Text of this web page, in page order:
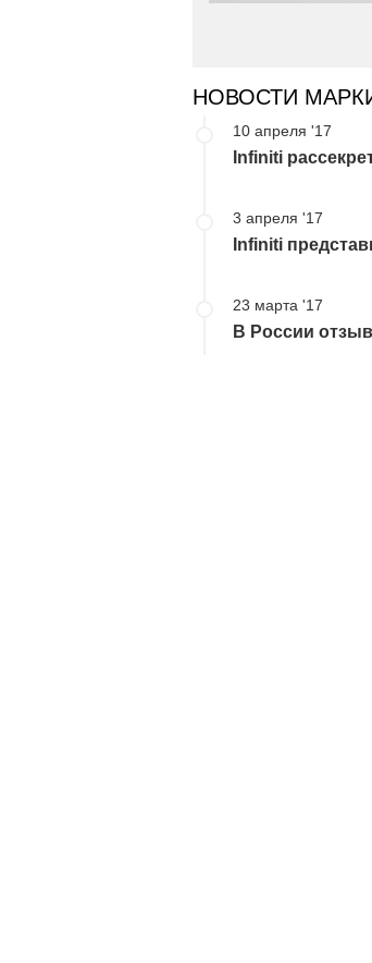
НОВОСТИ
10 апреля '17
Infiniti
3 апреля '17
Infiniti
23 марта '17
В России